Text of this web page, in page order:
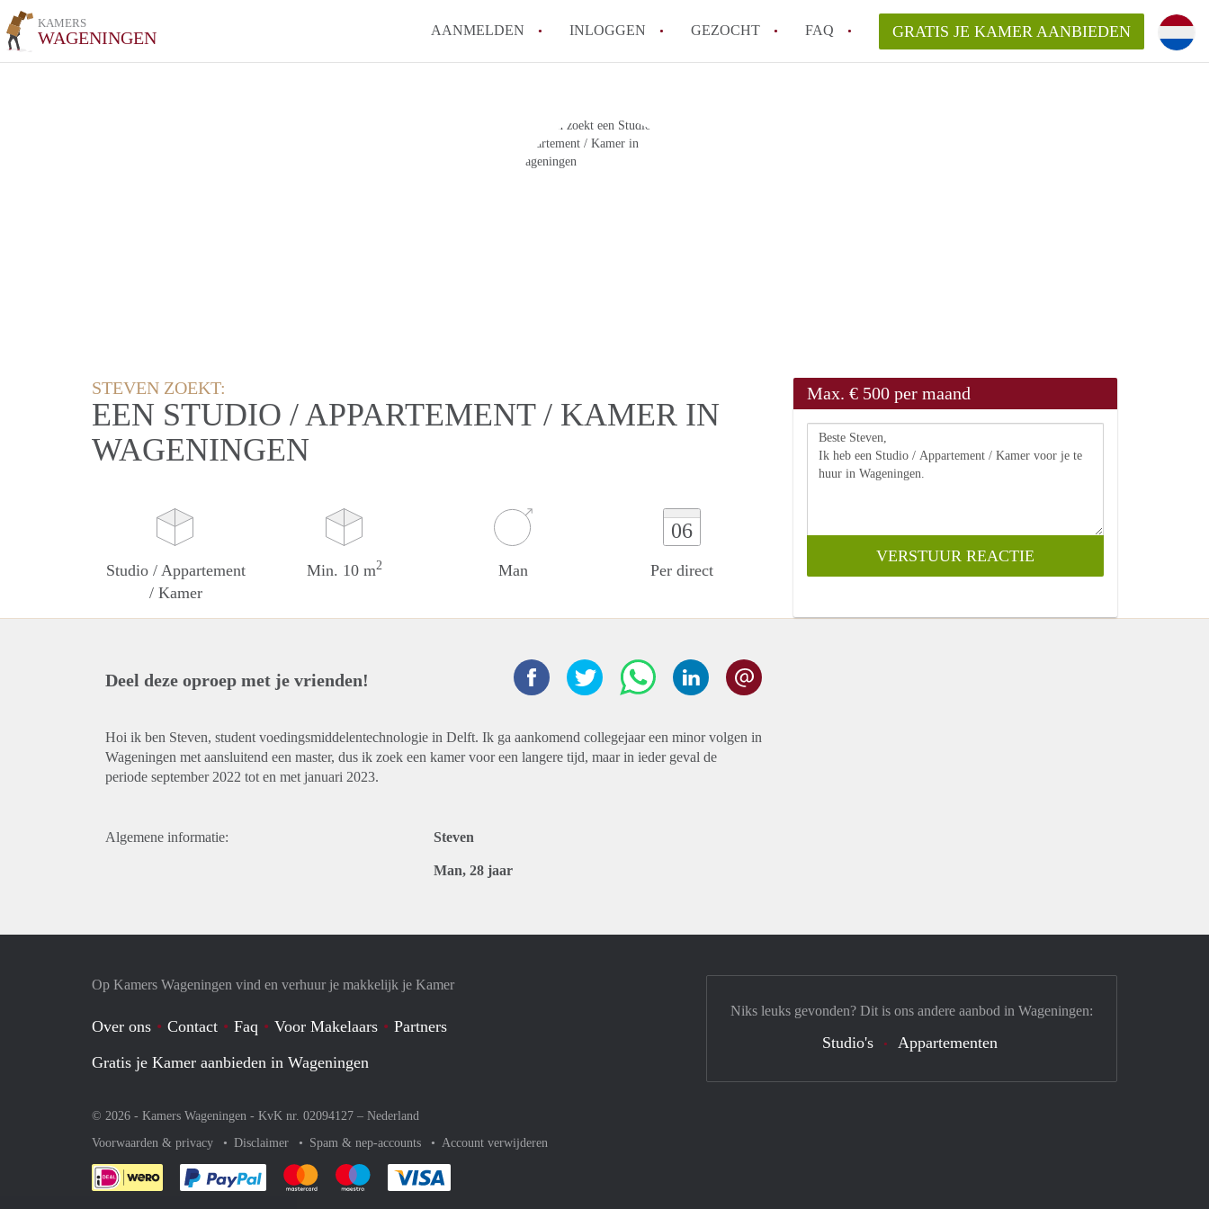
KAMERS
WAGENINGEN AANMELDEN INLOGGEN GEZOCHT FAQ GRATIS JE KAMER AANBIEDEN
STEVEN ZOEKT:
EEN STUDIO / APPARTEMENT / KAMER IN
WAGENINGEN
Studio / Appartement
/ Kamer
Min. 10 m2 Man
06
Per direct
Max. € 500 per maand
Deel deze oproep met je vrienden!
Hoi ik ben Steven, student voedingsmiddelentechnologie in Delft. Ik ga aankomend collegejaar een minor volgen in
Wageningen met aansluitend een master, dus ik zoek een kamer voor een langere tijd, maar in ieder geval de
periode september 2022 tot en met januari 2023.
Algemene informatie: Steven
Man, 28 jaar
Op Kamers Wageningen vind en verhuur je makkelijk je Kamer
Over ons Contact Faq Voor Makelaars
Partners
Gratis je Kamer aanbieden in Wageningen
© 2026 - Kamers Wageningen - KvK nr. 02094127 – Nederland
Voorwaarden & privacy
Disclaimer Spam & nep-accounts Account verwijderen
Je rekent gemakkelijk af met Paypal
Je rekent gemakkelijk af met Mastercard
Je rekent gemakkelijk af met Meastro
Niks leuks gevonden? Dit is ons andere aanbod in Wageningen:
Studio's Appartementen